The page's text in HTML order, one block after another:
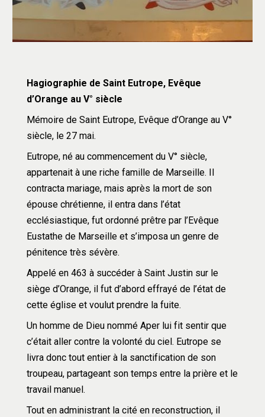
Hagiographie de Saint Eutrope, Evêque
d’Orange au V° siècle
Mémoire de Saint Eutrope, Evêque d’Orange au V°
siècle, le 27 mai.
Eutrope, né au commencement du V° siècle,
appartenait à une riche famille de Marseille. Il
contracta mariage, mais après la mort de son
épouse chrétienne, il entra dans l’état
ecclésiastique, fut ordonné prêtre par l’Evêque
Eustathe de Marseille et s’imposa un genre de
pénitence très sévère.
Appelé en 463 à succéder à Saint Justin sur le
siège d’Orange, il fut d’abord effrayé de l’état de
cette église et voulut prendre la fuite.
Un homme de Dieu nommé Aper lui fit sentir que
c’était aller contre la volonté du ciel. Eutrope se
livra donc tout entier à la sanctification de son
troupeau, partageant son temps entre la prière et le
travail manuel.
Tout en administrant la cité en reconstruction, il